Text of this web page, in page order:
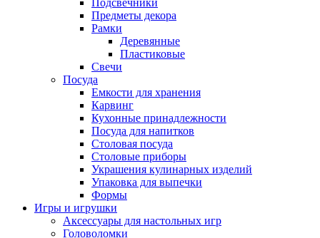
Подсвечники
Предметы декора
Рамки
Деревянные
Пластиковые
Свечи
Посуда
Емкости для хранения
Карвинг
Кухонные принадлежности
Посуда для напитков
Столовая посуда
Столовые приборы
Украшения кулинарных изделий
Упаковка для выпечки
Формы
Игры и игрушки
Аксессуары для настольных игр
Головоломки